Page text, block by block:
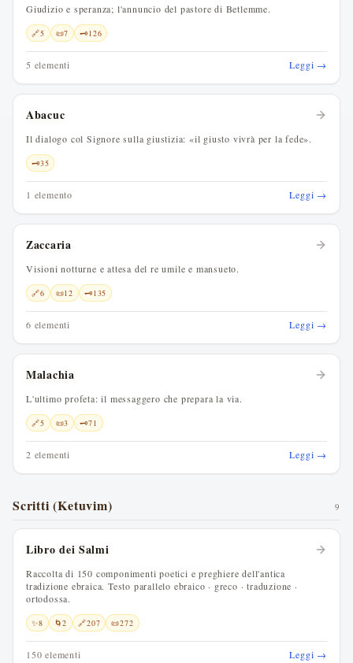
Giudizio e speranza; l'annuncio del pastore di Betlemme.
🔗5 📜7 🗝️126
5 elementi Leggi →
Abacuc
Il dialogo col Signore sulla giustizia: «il giusto vivrà per la fede».
🗝️35
1 elemento Leggi →
Zaccaria
Visioni notturne e attesa del re umile e mansueto.
🔗6 📜12 🗝️135
6 elementi Leggi →
Malachia
L'ultimo profeta: il messaggero che prepara la via.
🔗5 📜3 🗝️71
2 elementi Leggi →
Scritti (Ketuvim) 9
Libro dei Salmi
Raccolta di 150 componimenti poetici e preghiere dell'antica
tradizione ebraica. Testo parallelo ebraico · greco · traduzione ·
ortodossa.
✨8 🌀2 🔗207 📜272
150 elementi Leggi →